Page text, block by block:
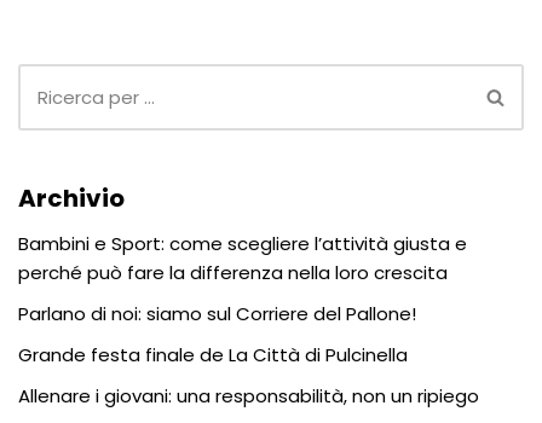
Archivio
Bambini e Sport: come scegliere l’attività giusta e
perché può fare la differenza nella loro crescita
Parlano di noi: siamo sul Corriere del Pallone!
Grande festa finale de La Città di Pulcinella
Allenare i giovani: una responsabilità, non un ripiego